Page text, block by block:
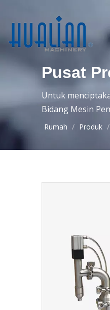
Pusat
Untuk
Bidang Mesin
Rumah / Produk /